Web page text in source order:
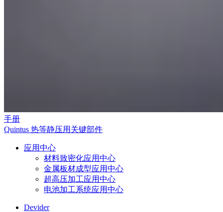
手册
Quintus 热等静压用关键部件
应用中心
材料致密化应用中心
金属板材成型应用中心
超高压加工应用中心
电池加工系统应用中心
Devider